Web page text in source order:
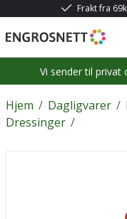
Frakt fra
Vi sender til privat
/
Hjem /
Dagligvarer
/
Dressinger